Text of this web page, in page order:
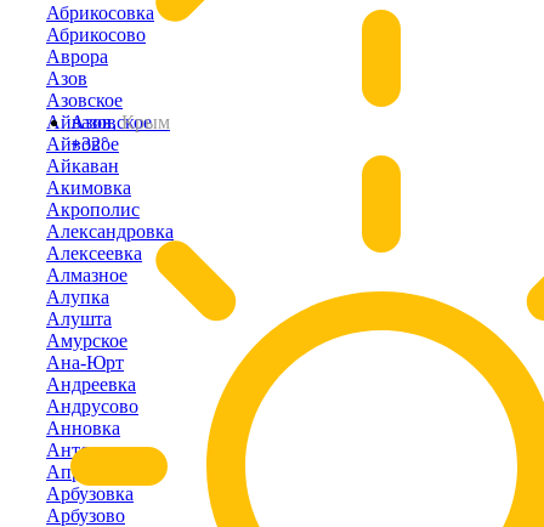
Азов,Крым
+32°
Абрикосовка
Абрикосово
Аврора
Азов
Азовское
Айвазовское
Айвовое
Айкаван
Акимовка
Акрополис
Александровка
Алексеевка
Алмазное
Алупка
Алушта
Амурское
Ана-Юрт
Андреевка
Андрусово
Анновка
Антоновка
Апрелевка
Арбузовка
Арбузово